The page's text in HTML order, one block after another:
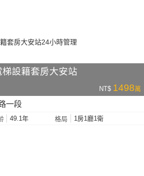
設籍套房大安站
NT$ 1498萬
一段
49.1年 格局 1房1廳1衛